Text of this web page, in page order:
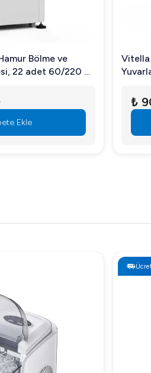
Bölme ve
22 adet 60/220 gr
Ekle
Vitella
₺